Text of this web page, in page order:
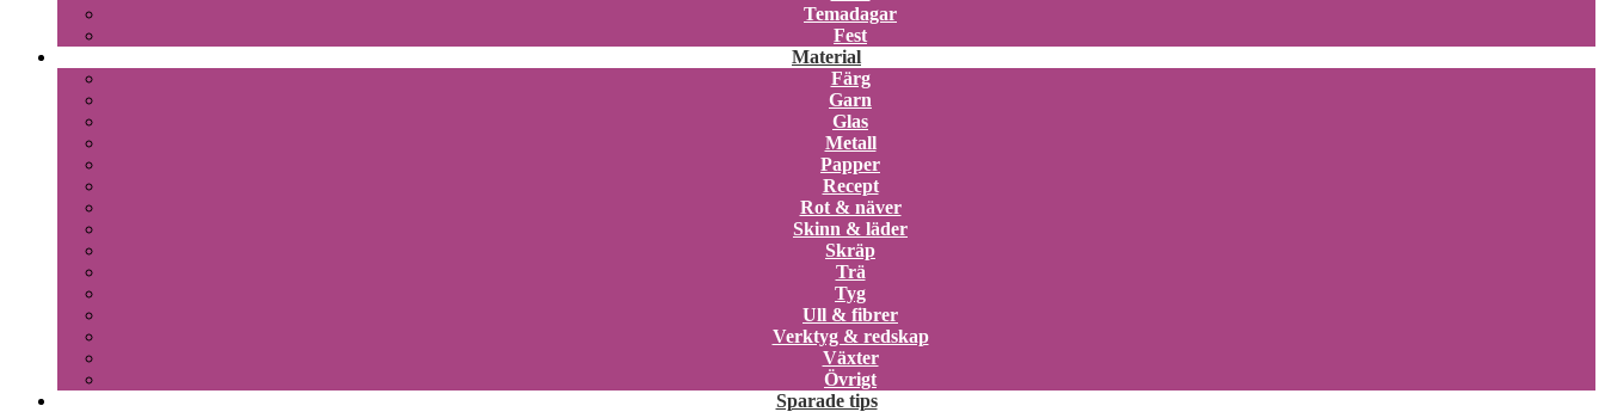
Temadagar
Fest
Material
Färg
Garn
Glas
Metall
Papper
Recept
Rot & näver
Skinn & läder
Skräp
Trä
Tyg
Ull & fibrer
Verktyg & redskap
Växter
Övrigt
Sparade tips